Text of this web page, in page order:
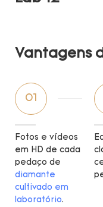
Vantagens
01
Fotos e vídeos
em HD de cada
pedaço de
diamante
cultivado em
laboratório.